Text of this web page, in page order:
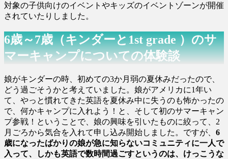
対象の子供向けのイベントやキッズのイベントゾーンが開催
されていたりしました。
6歳～7歳（キンダーと1st grade ）のサ
マーキャンプについての体験談
娘がキンダーの時、初めての3か月弱の夏休みだったので、
どう過ごそうかと考えていました。娘がアメリカに1年い
て、やっと慣れてきた英語を夏休み中に失うのも怖かったの
で、何かキャンプに入れよう！と、そして初のサマーキャン
プ参戦！ということで、娘の興味を引いたものに絞って、2
月ごろから気合を入れて申し込み開始しました。ですが、 6
歳になったばかりの娘が急に知らないコミュニティに一人で
入って、しかも英語で数時間過ごすというのは、けっこうな